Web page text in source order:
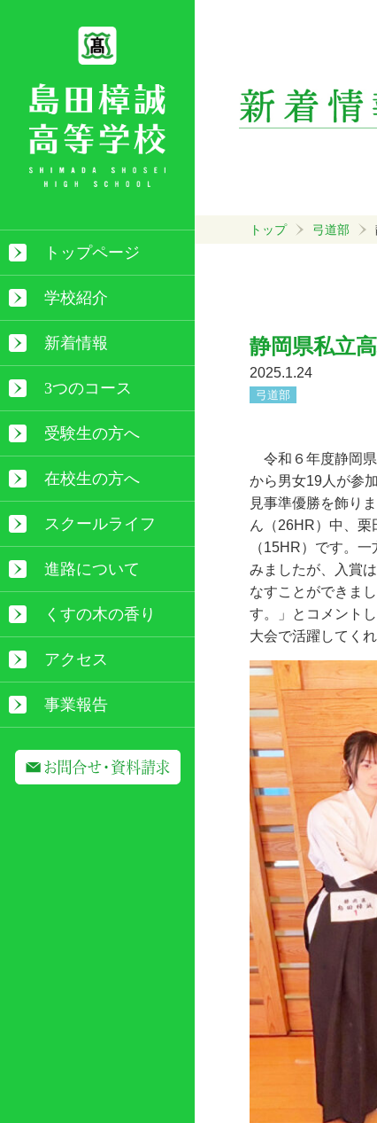
トップページ
学校紹介
新着情報
3つのコース
受験生の方へ
在校生の方へ
スクールライフ
進路について
くすの木の香り
アクセス
事業報告
トップ 弓道部
静岡県私立
2025.1.24
弓道部
令和６年度静岡県
から男女19 人が参
見事準優勝を飾り
ん（26HR）中、栗
（15HR）です。
みましたが、入賞
なすことができま
す。」とコメント
大会で活躍してく